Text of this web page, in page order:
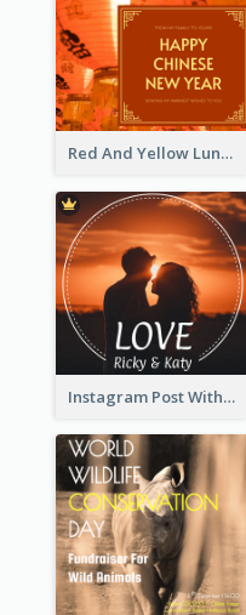
Red And Yellow Lunar New Year Instagram Post
Instagram Post With Photo Of Couple